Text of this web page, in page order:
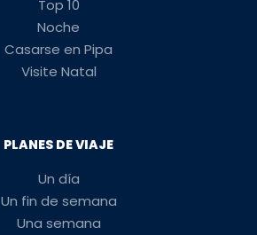
Top 10
Noche
Casarse en Pipa
Visite Natal
PLANES DE VIAJE
Un día
Un fin de semana
Una semana